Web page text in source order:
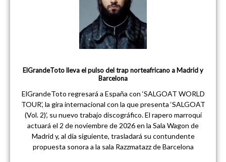
ElGrandeToto lleva el pulso del trap norteafricano a Madrid y
Barcelona
ElGrandeToto regresará a España con ‘SALGOAT WORLD
TOUR’, la gira internacional con la que presenta ‘SALGOAT
(Vol. 2)’, su nuevo trabajo discográfico. El rapero marroquí
actuará el 2 de noviembre de 2026 en la Sala Wagon de
Madrid y, al día siguiente, trasladará su contundente
propuesta sonora a la sala Razzmatazz de Barcelona